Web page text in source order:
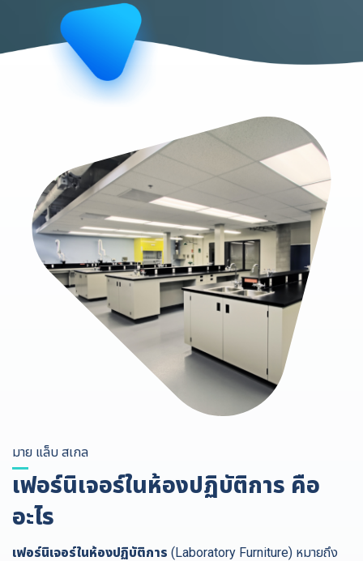
มาย แล็บ สเกล
เฟอร์นิเจอร์ในห้องปฏิบัติการ คือ
อะไร
เฟอร์นิเจอร์ในห้องปฏิบัติการ (Laboratory Furniture) หมายถึง